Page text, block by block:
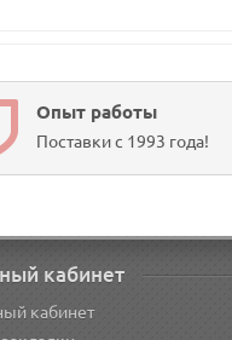
Опыт работы
Поставки с 1993 года!
кабинет
кабинет